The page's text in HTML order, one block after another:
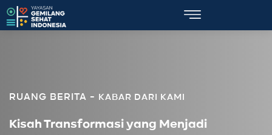
KABAR DARI KAMI
Kisah Transformasi yang Menjadi